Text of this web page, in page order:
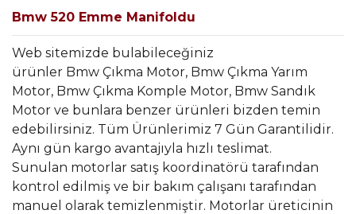
Bmw 520 Emme Manifoldu
Web sitemizde bulabileceğiniz
ürünler Bmw Çıkma Motor, Bmw Çıkma Yarım
Motor, Bmw Çıkma Komple Motor, Bmw Sandık
Motor ve bunlara benzer ürünleri bizden temin
edebilirsiniz. Tüm Ürünlerimiz 7 Gün Garantilidir.
Aynı gün kargo avantajıyla hızlı teslimat.
Sunulan motorlar satış koordinatörü tarafından
kontrol edilmiş ve bir bakım çalışanı tarafından
manuel olarak temizlenmiştir. Motorlar üreticinin